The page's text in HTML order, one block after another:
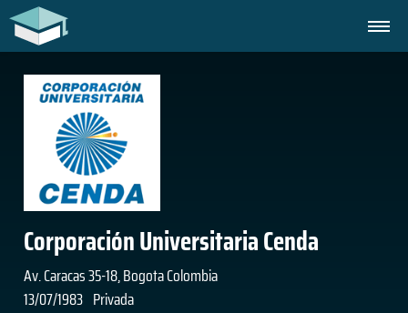
Corporación Universitaria Cenda
Av. Caracas 35-18, Bogota Colombia
13/07/1983 Privada